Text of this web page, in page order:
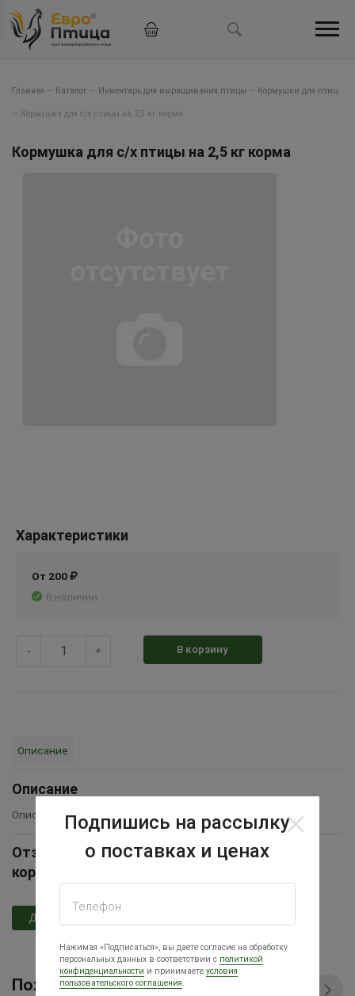
Главная — Каталог — Инвентарь для выращивания птицы — Кормушки для птиц
— Кормушка для с/х птицы на 2,5 кг корма
Кормушка для с/х птицы на 2,5 кг корма
От 200
В наличии
Характеристики
- + В корзину
Описание
Описание
Описание товара временно отсутствует
Отзывы Кормушка для с/х птицы на 2,5 кг
корма
Добавить отзыв
Похожие товары
Подпишись на рассылку
о поставках и ценах
Телефон
Нажимая «Подписаться», вы даете согласие на обработку
персональных данных в соответствии с политикой
конфиденциальности и принимаете условия
пользовательского соглашения.